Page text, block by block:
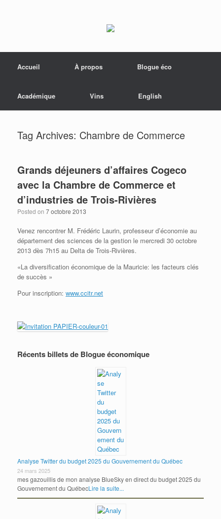
Accueil
À propos Blogue éco
Académique Vins English
Tag Archives: Chambre de Commerce
Grands déjeuners d’affaires Cogeco
avec la Chambre de Commerce et
d’industries de Trois-Rivières
Posted on 7 octobre 2013
Venez rencontrer M. Frédéric Laurin, professeur d’économie au
département des sciences de la gestion le mercredi 30 octobre
2013 dès 7h15 au Delta de Trois-Rivières.
«La diversification économique de la Mauricie: les facteurs clés
de succès »
Pour inscription: www.ccitr.net
Récents billets de Blogue économique
Analyse Twitter du budget 2025 du Gouvernement du Québec
24 mars 2025
mes gazouillis de mon analyse BlueSky en direct du budget 2025 du
Gouvernement du QuébecLire la suite...